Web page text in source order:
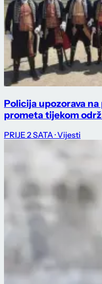
Policija upozorava
prometa tijekom
PRIJE 2 SATA · Vijesti